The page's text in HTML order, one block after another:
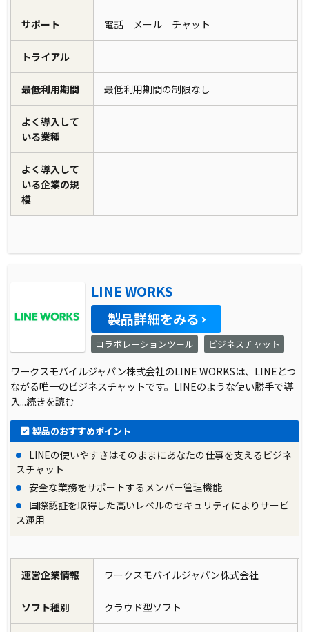
サポート 電話 メール チャット
トライアル
最低利用期間 最低利用期間の制限なし
よく導入して
いる業種
よく導入して
いる企業の規
模
LINE WORKS
製品詳細をみる
コラボレーションツール ビジネスチャット
ワークスモバイルジャパン株式会社のLINE WORKSは、LINEとつ
ながる唯一のビジネスチャットです。LINEのような使い勝手で導
入...続きを読む
製品のおすすめポイント
LINEの使いやすさはそのままにあなたの仕事を支えるビジネ
スチャット
安全な業務をサポートするメンバー管理機能
国際認証を取得した高いレベルのセキュリティによりサービ
ス運用
運営企業情報 ワークスモバイルジャパン株式会社
ソフト種別 クラウド型ソフト